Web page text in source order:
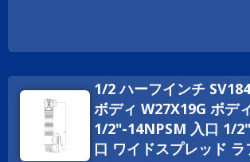
ディ広範囲のラフインバルブ
中の衛生認証を取得していま
スを拡大するために、お客様
す。 スレッドサイズは、顧客
タマイズされており、1-
M28XP1.5などがあります。
1/2 ハーフインチ
ボディ W27X19G ボデ
1/2"-14NPSM 入口 1/
口 ワイドスプレッド